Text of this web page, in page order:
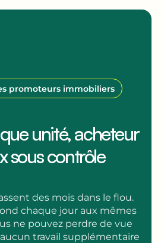
promoteurs immobiliers
unité, acheteur
sous contrôle
des mois dans le flou.
chaque jour aux mêmes
ne pouvez perdre de vue
travail supplémentaire